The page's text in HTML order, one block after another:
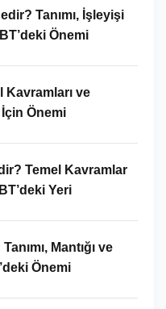
Tanımı, İşleyişi
Önemi
Kavramları ve
Önemi
Temel Kavramlar
Yeri
Mantığı ve
Önemi